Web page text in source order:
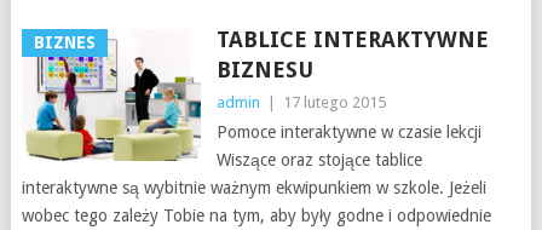
BIZNES
TABLICE INTERAKTYWNE
BIZNESU
admin 17 lutego 2015
Pomoce interaktywne w czasie lekcji
Wiszące oraz stojące tablice
interaktywne są wybitnie ważnym ekwipunkiem w szkole. Jeżeli
wobec tego zależy Tobie na tym, aby były godne i odpowiednie